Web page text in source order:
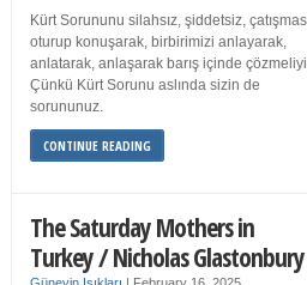
Kürt Sorununu silahsız, şiddetsiz,
oturup konuşarak, birbirimizi anlayarak,
anlatarak, anlaşarak barış içinde
Çünkü Kürt Sorunu aslında sizin de
sorununuz.
CONTINUE READING
The Saturday Mothers in
Turkey / Nicholas Glastonbury